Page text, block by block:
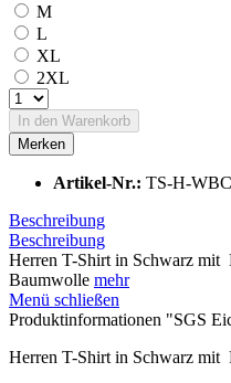
M
L
XL
2XL
In den Warenkorb
Merken
Artikel-Nr.: TS-H-
Beschreibung
Beschreibung
Herren T-Shirt in Schwarz mit
Baumwolle mehr
Menü schließen
Produktinformationen "SGS
Herren T-Shirt in Schwarz mit